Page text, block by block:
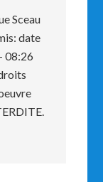
Sceau
date
08:26